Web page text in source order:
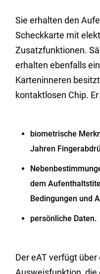
Sie erhalten den
Scheckkarte mit
Zusatzfunktionen.
erhalten ebenfalls
Karteninneren
kontaktlosen Chip.
biometrische
Jahren
dem
Bedingungen und
persönliche Daten.
Der eAT verfügt über